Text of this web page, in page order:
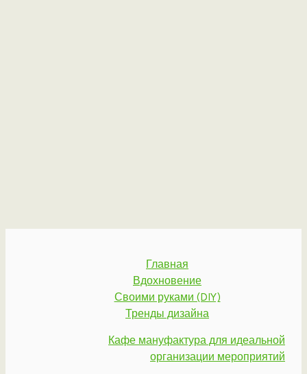
Главная
Вдохновение
Своими руками (DIY)
Тренды дизайна
Кафе мануфактура для идеальной
организации мероприятий